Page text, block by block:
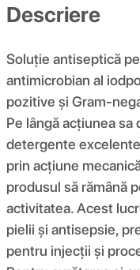
Descriere
Soluție antiseptică
antimicrobian al
pozitive și Gram-
Pe lângă acțiunea
detergente
prin acțiune
produsul să rămână
activitatea. Acest
pielii și antisepsie,
pentru injecții și